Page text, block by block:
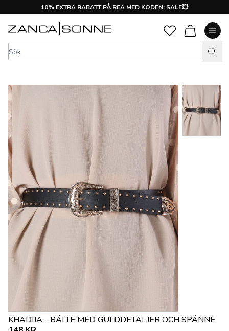
10% EXTRA RABATT PÅ REA MED KODEN: SALE💥
KHADIJA - BÄLTE MED GULDDETALJER OCH SPÄNNE